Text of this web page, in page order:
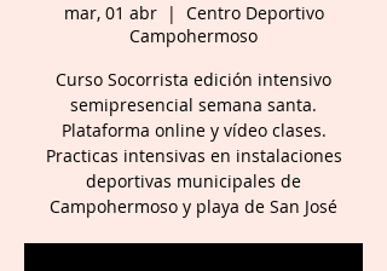
mar, 01 abr
  |
Centro Deportivo
Campohermoso
Curso Socorrista edición intensivo
semipresencial semana santa.
Plataforma online y vídeo clases.
Practicas intensivas en instalaciones
deportivas municipales de
Campohermoso y playa de San José